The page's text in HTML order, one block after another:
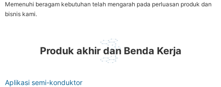
Memenuhi beragam kebutuhan telah mengarah pada perluasan produk dan
bisnis kami.
Produk akhir dan Benda Kerja
Aplikasi semi-konduktor